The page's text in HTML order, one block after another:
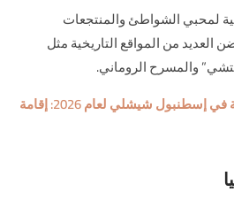
لمحبي الشواطئ والمنتجعات
العديد من المواقع التاريخية مثل
والمسرح الروماني.
أفضل شقق فندقية في إسطنبول شيشلي لعام 2026: إقامة